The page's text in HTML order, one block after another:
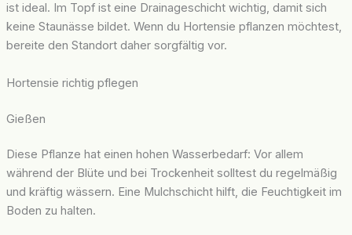
ist ideal. Im Topf ist eine Drainageschicht wichtig, damit sich
keine Staunässe bildet. Wenn du Hortensie pflanzen möchtest,
bereite den Standort daher sorgfältig vor.
Hortensie richtig pflegen
Gießen
Diese Pflanze hat einen hohen Wasserbedarf: Vor allem
während der Blüte und bei Trockenheit solltest du regelmäßig
und kräftig wässern. Eine Mulchschicht hilft, die Feuchtigkeit im
Boden zu halten.